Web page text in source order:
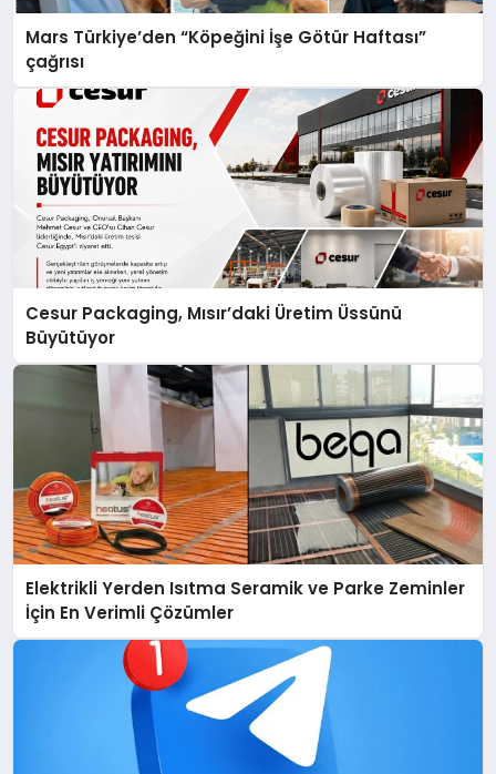
Mars Türkiye’den “Köpeğini İşe Götür Haftası”
çağrısı
Cesur Packaging, Mısır’daki Üretim Üssünü
Büyütüyor
Elektrikli Yerden Isıtma Seramik ve Parke Zeminler
İçin En Verimli Çözümler